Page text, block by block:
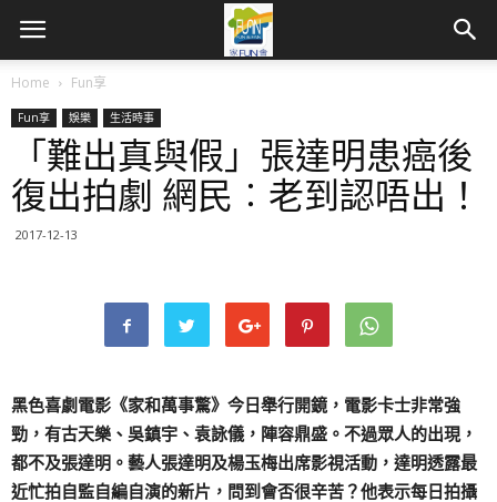
Home Fun享
Fun享 娛樂 生活時事
「難出真與假」張達明患癌後
復出拍劇 網民︰老到認唔出！
2017-12-13
黑色喜劇電影《家和萬事驚》今日舉行開鏡，電影卡士非常強
勁，有古天樂、吳鎮宇、袁詠儀，陣容鼎盛。不過眾人的出現，
都不及張達明。藝人張達明及楊玉梅出席影視活動，達明透露最
近忙拍自監自編自演的新片，問到會否很辛苦？他表示每日拍攝